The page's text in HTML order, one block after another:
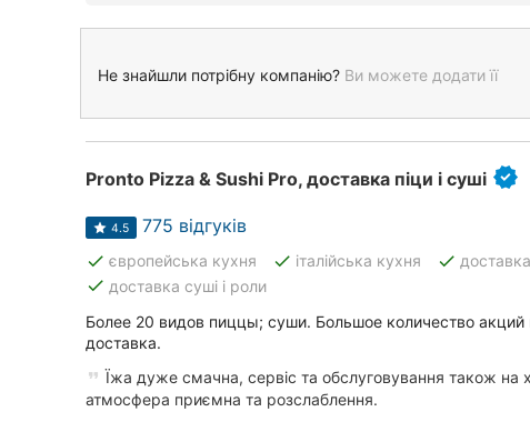
Не знайшли потрібну компанію? Ви можете додати її
Pronto Pizza & Sushi Pro, доставка піци і суші
4.5 775 відгуків
done європейська кухня done італійська кухня done
done доставка суші і роли
Более 20 видов пиццы; суши. Большое количество акций
доставка.
Їжа дуже смачна, сервіс та обслуговування також на
атмосфера приємна та розслаблення.